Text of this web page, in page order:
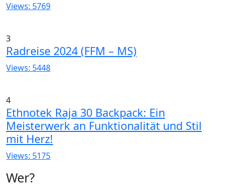
Views: 5769
3
Radreise 2024 (FFM – MS)
Views: 5448
4
Ethnotek Raja 30 Backpack: Ein
Meisterwerk an Funktionalität und Stil
mit Herz!
Views: 5175
Wer?